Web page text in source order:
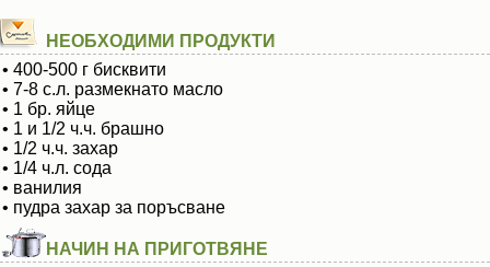
НЕОБХОДИМИ ПРОДУКТИ
• 400-500 г бисквити
• 7-8 с.л. размекнато масло
• 1 бр. яйце
• 1 и 1/2 ч.ч. брашно
• 1/2 ч.ч. захар
• 1/4 ч.л. сода
• ванилия
• пудра захар за поръсване
НАЧИН НА ПРИГОТВЯНЕ